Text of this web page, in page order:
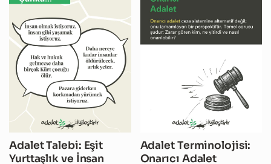
Adalet Talebi: Eşit
Yurttaşlık ve İnsan
Adalet Terminolojisi:
Onarıcı Adalet